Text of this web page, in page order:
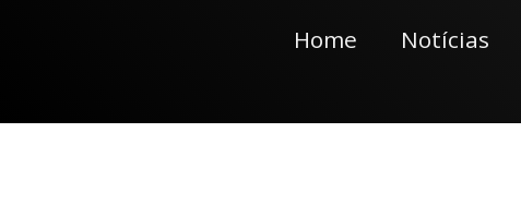
Home Notícias